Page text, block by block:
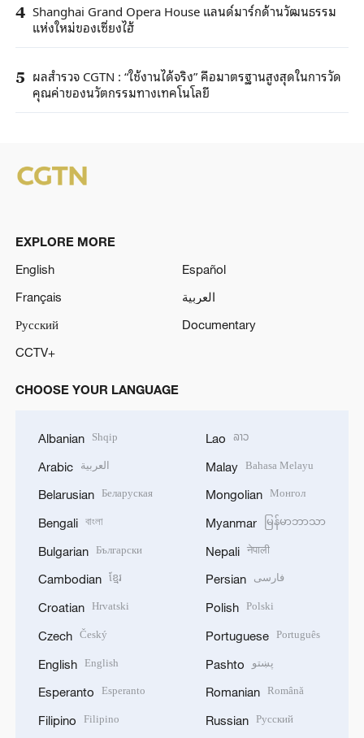
4 Shanghai Grand Opera House แลนด์มาร์กด้านวัฒนธรรม
แห่งใหม่ของเซี่ยงไฮ้
5 ผลสำรวจ CGTN : “ใช้งานได้จริง” คือมาตรฐานสูงสุดในการวัด
คุณค่าของนวัตกรรมทางเทคโนโลยี
EXPLORE MORE
English
Español
Français
العربية
Русский
Documentary
CCTV+
CHOOSE YOUR LANGUAGE
Albanian Shqip
Arabic العربية
Belarusian Беларуская
Bengali বাংলা
Bulgarian Български
Cambodian ខ្មែរ
Croatian Hrvatski
Czech Český
English English
Esperanto Esperanto
Filipino Filipino
Lao ລາວ
Malay Bahasa Melayu
Mongolian Монгол
Myanmar မြန်မာဘာသာ
Nepali नेपाली
Persian فارسی
Polish Polski
Portuguese Português
Pashto پښتو
Romanian Română
Russian Русский